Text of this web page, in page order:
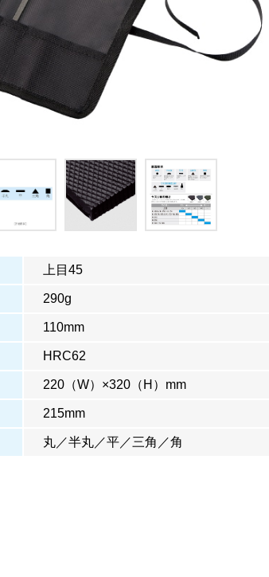
上目45
290g
110mm
HRC62
220（W）×320（H）mm
215mm
丸／半丸／平／三角／角